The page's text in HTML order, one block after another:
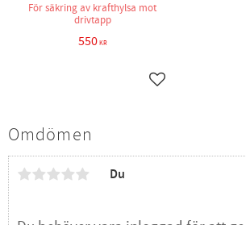
Omdömen
Du
För säkring av krafthylsa mot
drivtapp
550KR
Lägg till i favoriter